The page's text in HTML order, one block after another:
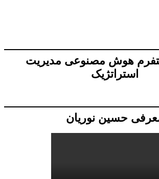
هوش مصنوعی مدیریت
استراتژیک
حسین نوریان